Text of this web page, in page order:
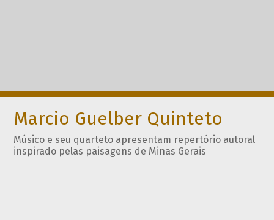
Marcio Guelber Quinteto
Músico e seu quarteto apresentam repertório autoral
inspirado pelas paisagens de Minas Gerais